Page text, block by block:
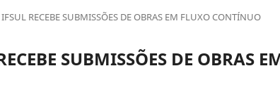
RECEBE SUBMISSÕES DE OBRAS EM FLUXO CONTÍNUO
SUBMISSÕES DE OBRAS